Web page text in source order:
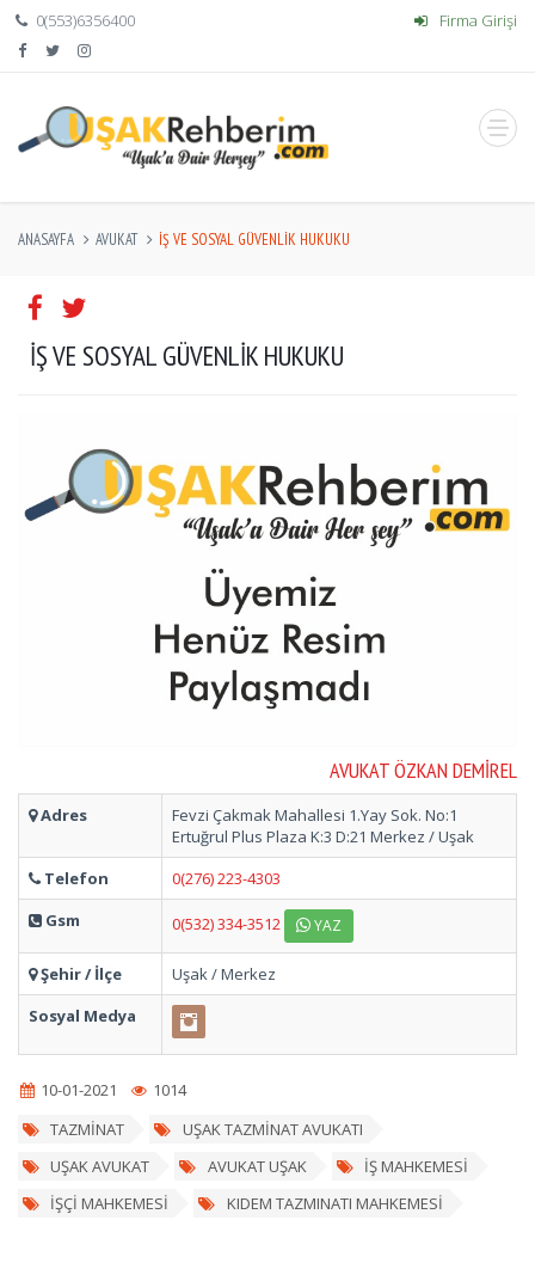
0(553)6356400 Firma Girişi
ANASAYFA AVUKAT İŞ VE SOSYAL GÜVENLIK HUKUKU
İŞ VE SOSYAL GÜVENLIK HUKUKU
AVUKAT ÖZKAN DEMİREL
Adres
Fevzi Çakmak Mahallesi 1.Yay Sok. No:1
Ertuğrul Plus Plaza K:3 D:21 Merkez / Uşak
Telefon
0(276) 223-4303
Gsm
0(532) 334-3512 YAZ
Şehir / İlçe
Uşak / Merkez
Sosyal Medya
10-01-2021
1014
TAZMİNAT
UŞAK TAZMİNAT AVUKATI
UŞAK AVUKAT
AVUKAT UŞAK
İŞ MAHKEMESİ
İŞÇİ MAHKEMESİ
KIDEM TAZMINATI MAHKEMESİ